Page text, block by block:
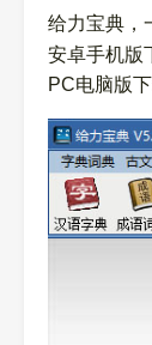
给力宝典，
安卓手机版
PC电脑版